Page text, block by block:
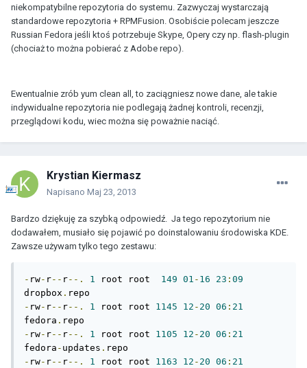
niekompatybilne repozytoria do systemu. Zazwyczaj wystarczają
standardowe repozytoria + RPMFusion. Osobiście polecam jeszcze
Russian Fedora jeśli ktoś potrzebuje Skype, Opery czy np. flash-plugin
(chociaż to można pobierać z Adobe repo).
Ewentualnie zrób yum clean all, to zaciągniesz nowe dane, ale takie
indywidualne repozytoria nie podlegają żadnej kontroli, recenzji,
przeglądowi kodu, wiec można się poważnie naciąć.
Krystian Kiermasz
Napisano Maj 23, 2013
Bardzo dziękuję za szybką odpowiedź. Ja tego repozytorium nie
dodawałem, musiało się pojawić po doinstalowaniu środowiska KDE.
Zawsze używam tylko tego zestawu:
- rw- r-- r--. 1 root root 149 01 - 16 23 : 09
dropbox .
- rw- r-- r--. 1 root root 1145 12 - 20 06 : 21
fedora .
- rw- r-- r--. 1 root root 1105 12 - 20 06 : 21
fedora - updates .
- rw- r-- r--. 1 root root 1163 12 - 20 06 : 21